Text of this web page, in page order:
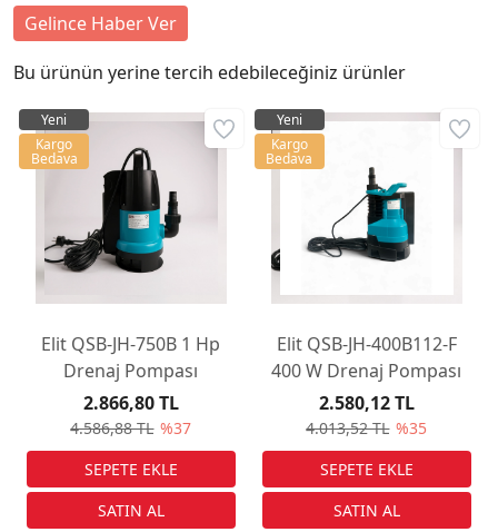
Gelince Haber Ver
Bu ürünün yerine tercih edebileceğiniz ürünler
Elit QSB-JH-750B 1 Hp
Drenaj Pompası
4.586,88 TL %37
2.866,80 TL
Yeni
Kargo
Bedava
Elit QSB-JH-400B112-F
400 W Drenaj Pompası
4.013,52 TL %35
2.580,12 TL
Yeni
Kargo
Bedava